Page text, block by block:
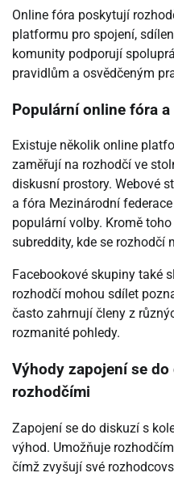
Online fóra poskytují
platformu pro spojení,
komunity podporují
pravidlům a osvědčeným
Populární online fóra
Existuje několik online
zaměřují na rozhodčí ve
diskusní prostory. Webové
a fóra Mezinárodní
populární volby. Kromě
subreddity, kde se rozhodčí
Facebookové skupiny také
rozhodčí mohou sdílet
často zahrnují členy z
rozmanité pohledy.
Výhody zapojení se
rozhodčími
Zapojení se do diskuzí s
výhod. Umožňuje
čímž zvyšují své